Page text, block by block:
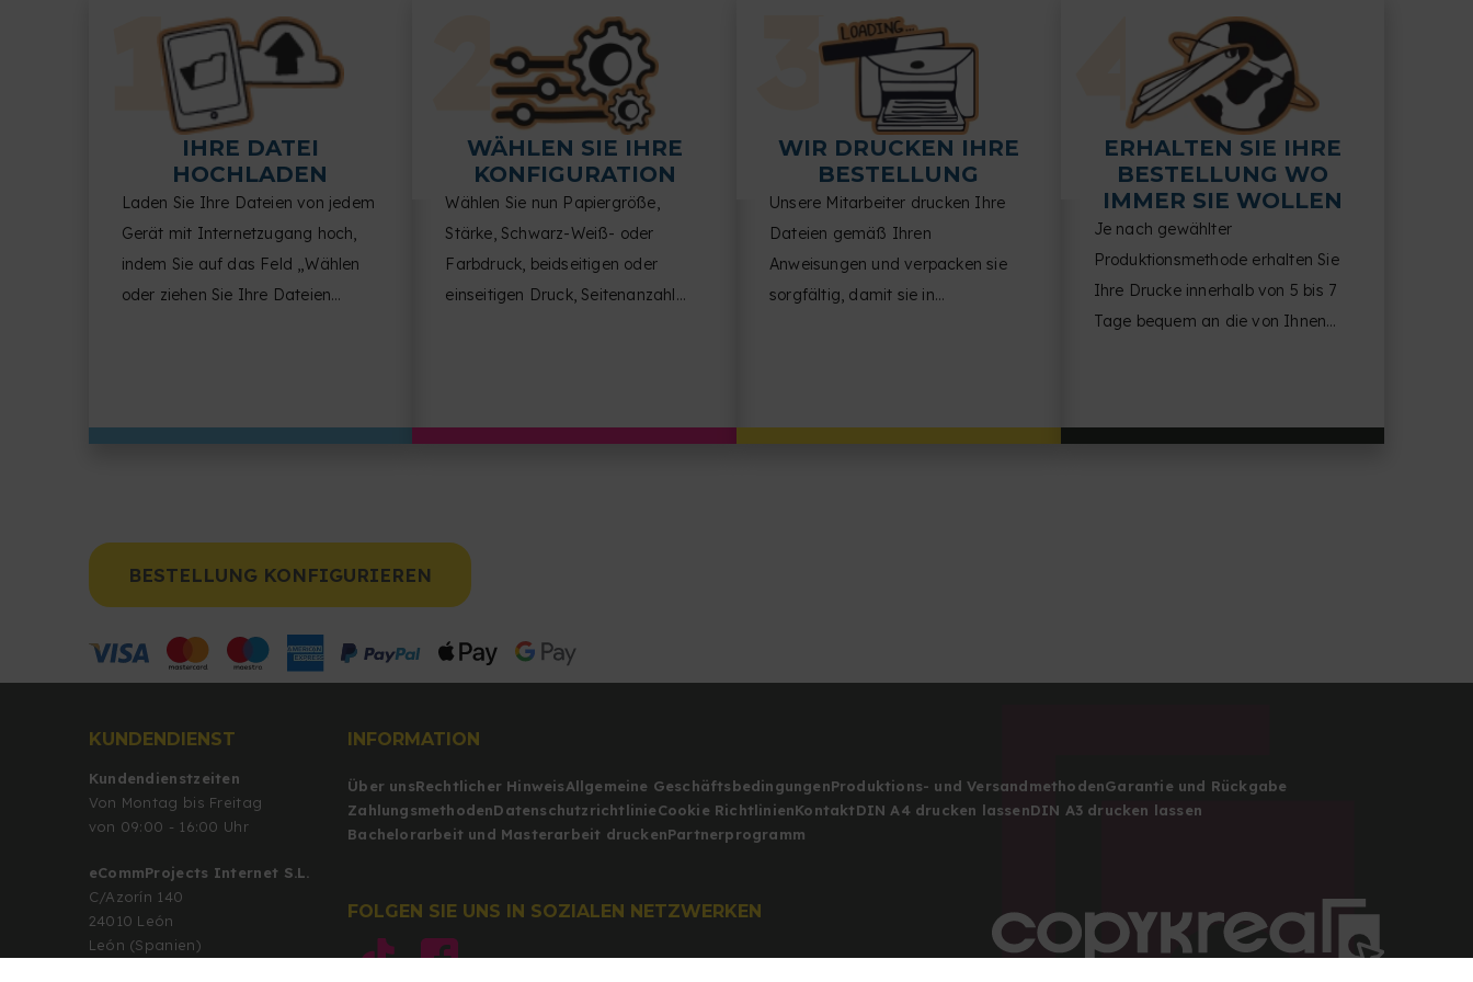
IHRE DATEI
HOCHLADEN
Laden Sie Ihre Dateien von jedem
Gerät mit Internetzugang hoch,
indem Sie auf das Feld „Wählen
oder ziehen Sie Ihre Dateien
WÄHLEN SIE IHRE
KONFIGURATION
Wählen Sie nun Papiergröße,
Stärke, Schwarz-Weiß- oder
Farbdruck, beidseitigen oder
einseitigen Druck, Seitenanzahl
WIR DRUCKEN IHRE
BESTELLUNG
Unsere Mitarbeiter drucken Ihre
Dateien gemäß Ihren
Anweisungen und verpacken sie
sorgfältig, damit sie in
ERHALTEN SIE IHRE
BESTELLUNG WO
IMMER SIE WOLLEN
Je nach gewählter
Produktionsmethode erhalten Sie
Ihre Drucke innerhalb von 5 bis 7
Tage bequem an die von Ihnen
BESTELLUNG KONFIGURIEREN
KUNDENDIENST
Kundendienstzeiten
Von Montag bis Freitag
von 09:00 - 16:00 Uhr
eCommProjects Internet S.L.
C/Azorín 140
24010 León
León (Spanien)
INFORMATION
Über unsRechtlicher HinweisAllgemeine GeschäftsbedingungenProduktions- und VersandmethodenGarantie und Rückgabe
ZahlungsmethodenDatenschutzrichtlinieCookie RichtlinienKontaktDIN A4 drucken lassenDIN A3 drucken lassen
Bachelorarbeit und Masterarbeit druckenPartnerprogramm
FOLGEN SIE UNS IN SOZIALEN NETZWERKEN